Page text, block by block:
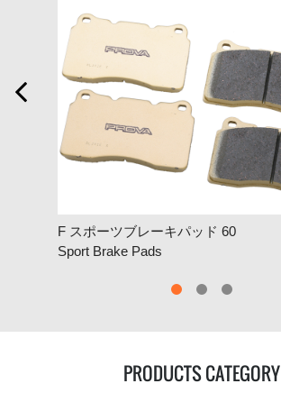

F スポーツブレーキパッド 60
Sport Brake Pads
PRODUCTS CATEGORY